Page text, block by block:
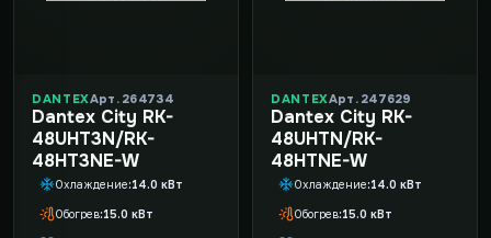
DANTEXАрт. 264734
Dantex City RK-
48UHT3N/RK-
48HT3NE-W
Охлаждение 14.0 кВт
Обогрев 15.0 кВт
DANTEXАрт. 247629
Dantex City RK-
48UHTN/RK-
48HTNE-W
Охлаждение 14.0 кВт
Обогрев 15.0 кВт